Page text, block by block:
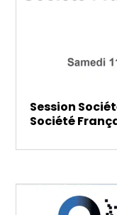
Session
Société